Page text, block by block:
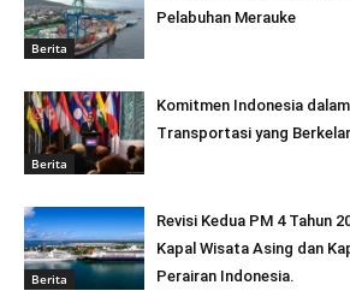
Berita
Pelabuhan Merauke
Berita
Komitmen Indonesia
Transportasi yang
Berita
Revisi Kedua PM 4 Tahun
Kapal Wisata Asing dan
Perairan Indonesia.